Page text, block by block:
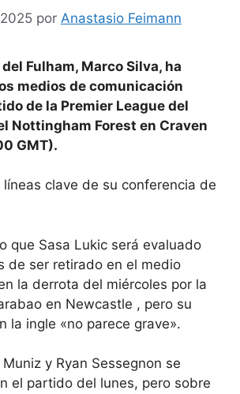
por Anastasio Feimann
Fulham, Marco Silva, ha
medios de comunicación
de la Premier League del
Nottingham Forest en Craven
GMT).
clave de su conferencia de
que Sasa Lukic será evaluado
de ser retirado en el medio
la derrota del miércoles por la
en Newcastle , pero su
la ingle «no parece grave».
y Ryan Sessegnon se
el partido del lunes, pero sobre